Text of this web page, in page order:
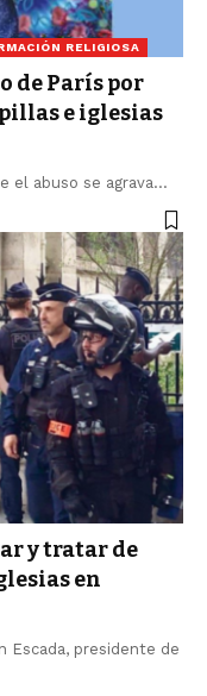
RELIGIOSA
de París por
e iglesias
el abuso se agrava…
y tratar de
en
Escada, presidente de